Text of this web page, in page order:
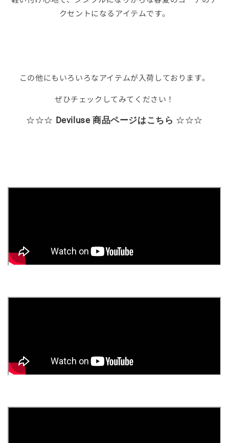
クセントになるアイテムです。
この他にもいろいろなアイテムが入荷しております。
ぜひチェックしてみてください！
☆☆☆ Deviluse 商品ページはこちら ☆☆☆